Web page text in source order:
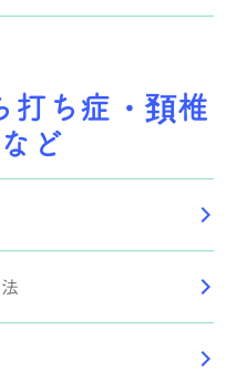
打ち症・頚椎
ど